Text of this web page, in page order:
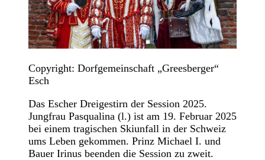
Copyright: Dorfgemeinschaft „Greesberger“
Esch
Das Escher Dreigestirn der Session 2025.
Jungfrau Pasqualina (l.) ist am 19. Februar 2025
bei einem tragischen Skiunfall in der Schweiz
ums Leben gekommen. Prinz Michael I. und
Bauer Irinus beenden die Session zu zweit.